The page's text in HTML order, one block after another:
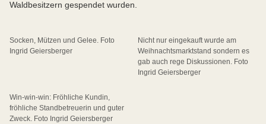
Waldbesitzern gespendet wurden.
Socken, Mützen und Gelee. Foto
Ingrid Geiersberger
Nicht nur eingekauft wurde am
Weihnachtsmarktstand sondern es
gab auch rege Diskussionen. Foto
Ingrid Geiersberger
Win-win-win: Fröhliche Kundin,
fröhliche Standbetreuerin und guter
Zweck. Foto Ingrid Geiersberger